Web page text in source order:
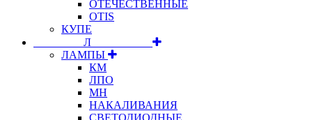
ОТЕЧЕСТВЕННЫЕ
OTIS
КУПЕ
⠀⠀⠀⠀⠀⠀Л⠀⠀⠀⠀⠀⠀⠀
ЛАМПЫ
КМ
ЛПО
МН
НАКАЛИВАНИЯ
СВЕТОДИОДНЫЕ